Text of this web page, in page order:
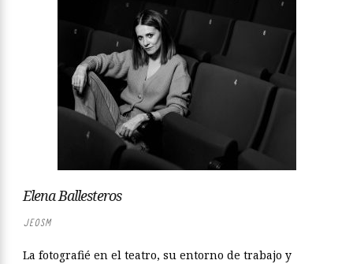
Elena Ballesteros
JEOSM
La fotografié en el teatro, su entorno de trabajo y